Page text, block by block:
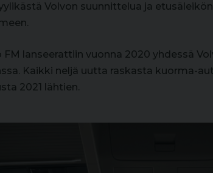
Volvon suunnittelua ja
FM lanseerattiin vuonna 2020 yhdessä
Kaikki neljä uutta raskasta kuorma-
2021 lähtien.